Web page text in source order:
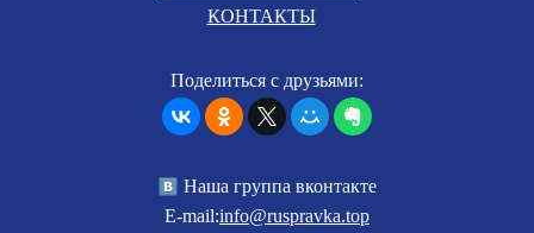
КОНТАКТЫ
Поделиться с друзьями:
Наша группа вконтакте
E-mail:info@ruspravka.top